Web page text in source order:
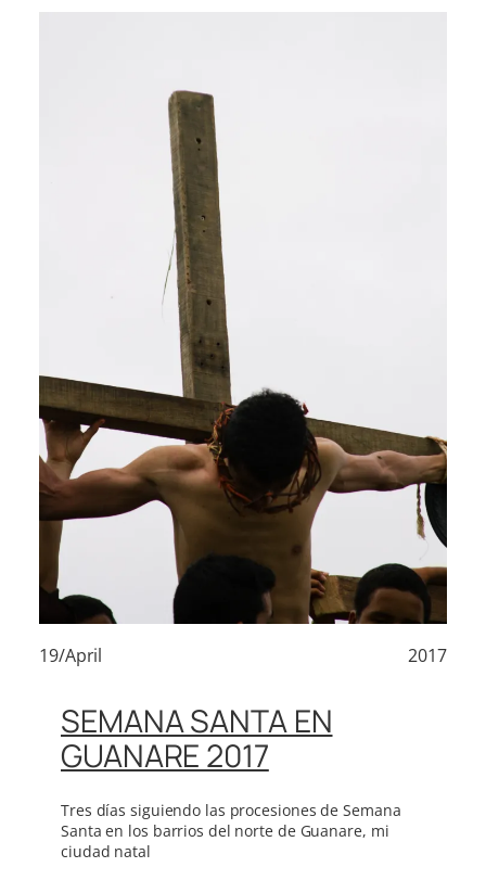
19/April 2017
SEMANA SANTA EN
GUANARE 2017
Tres días siguiendo las procesiones de Semana
Santa en los barrios del norte de Guanare, mi
ciudad natal